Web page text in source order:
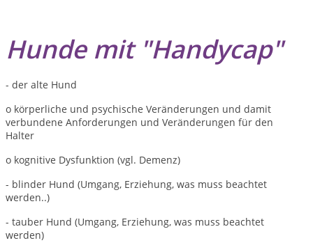
Hunde mit "Handycap"
- der alte Hund
o körperliche und psychische Veränderungen und damit
verbundene Anforderungen und Veränderungen für den
Halter
o kognitive Dysfunktion (vgl. Demenz)
- blinder Hund (Umgang, Erziehung, was muss beachtet
werden..)
- tauber Hund (Umgang, Erziehung, was muss beachtet
werden)